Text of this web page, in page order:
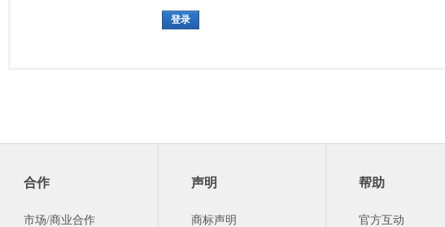
登录
合作
市场/商业合作
声明
商标声明
帮助
官方互动